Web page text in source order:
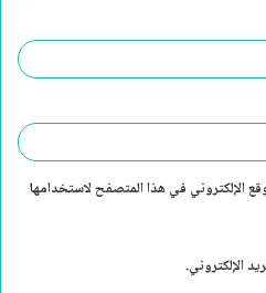
الإلكتروني في هذا المتصفح لاستخدامها
الإلكتروني.